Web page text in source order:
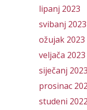
lipanj 2023
svibanj 2023
ožujak 2023
veljača 2023
siječanj 2023
prosinac
studeni 2022